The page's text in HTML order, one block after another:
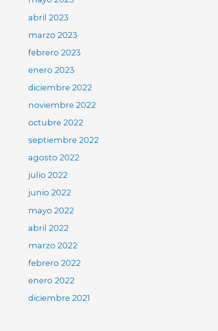
abril 2023
marzo 2023
febrero 2023
enero 2023
diciembre 2022
noviembre 2022
octubre 2022
septiembre 2022
agosto 2022
julio 2022
junio 2022
mayo 2022
abril 2022
marzo 2022
febrero 2022
enero 2022
diciembre 2021